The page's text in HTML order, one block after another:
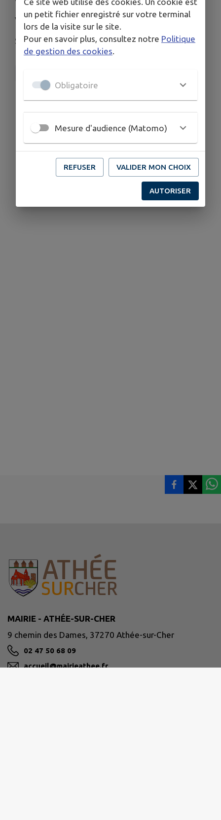
Vendredi 13 mars 2026
Salle Abbé LACOUR
MAIRIE - ATHÉE-SUR-CHER
9 chemin des Dames, 37270 Athée-sur-Cher
02 47 50 68 09
accueil@mairieathee.fr
un petit fichier enregistré sur votre terminal
lors de la visite sur le site.
Pour en savoir plus, consultez notre Politique
de gestion des cookies.
Obligatoire
Mesure d'audience (Matomo)
REFUSER VALIDER MON CHOIX
AUTORISER